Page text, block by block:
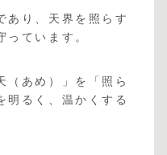
あり、天界を照らす
っています。
（あめ）」を「照ら
明るく、温かくする